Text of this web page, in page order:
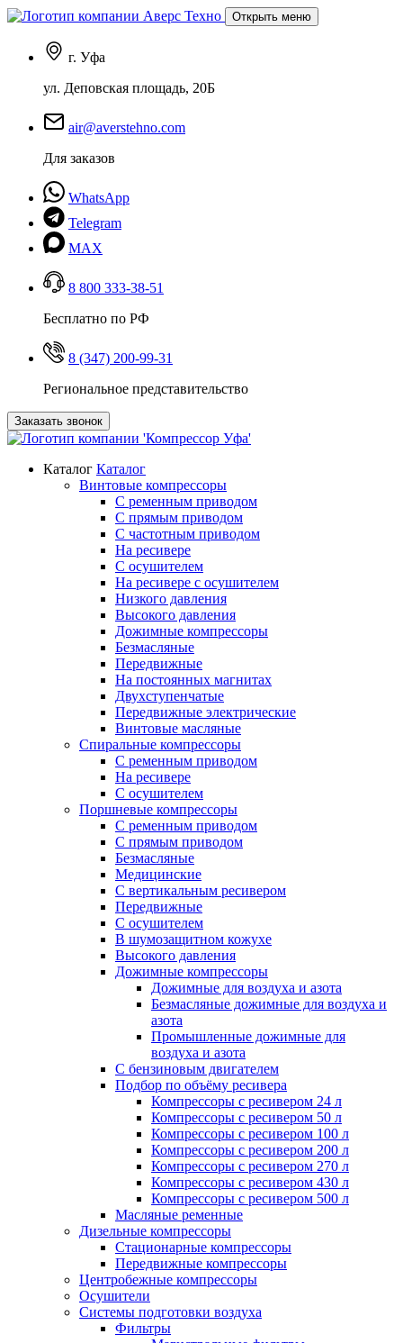
Открыть меню
г. Уфа
ул. Деповская площадь, 20Б
air@averstehno.com
Для заказов
WhatsApp
Telegram
MAX
8 800 333-38-51
Бесплатно по РФ
8 (347) 200-99-31
Региональное представительство
Заказать звонок
Каталог Каталог
Винтовые компрессоры
С ременным приводом
С прямым приводом
С частотным приводом
На ресивере
С осушителем
На ресивере с осушителем
Низкого давления
Высокого давления
Дожимные компрессоры
Безмасляные
Передвижные
На постоянных магнитах
Двухступенчатые
Передвижные электрические
Винтовые масляные
Спиральные компрессоры
С ременным приводом
На ресивере
С осушителем
Поршневые компрессоры
С ременным приводом
С прямым приводом
Безмасляные
Медицинские
С вертикальным ресивером
Передвижные
С осушителем
В шумозащитном кожухе
Высокого давления
Дожимные компрессоры
Дожимные для воздуха и азота
Безмасляные дожимные для воздуха и
азота
Промышленные дожимные для
воздуха и азота
С бензиновым двигателем
Подбор по объёму ресивера
Компрессоры с ресивером 24 л
Компрессоры с ресивером 50 л
Компрессоры с ресивером 100 л
Компрессоры с ресивером 200 л
Компрессоры с ресивером 270 л
Компрессоры с ресивером 430 л
Компрессоры с ресивером 500 л
Масляные ременные
Дизельные компрессоры
Стационарные компрессоры
Передвижные компрессоры
Центробежные компрессоры
Осушители
Системы подготовки воздуха
Фильтры